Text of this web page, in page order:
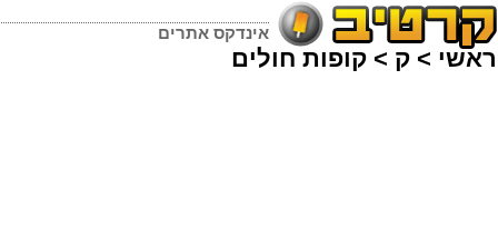
אינדקס אתרים
ראשי > ק > קופות חולים